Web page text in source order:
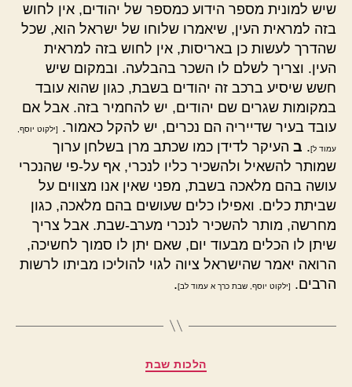
שיש למונית מספר הידוע כמספר של יהודים, אין לחוש
בזה למראית העין, שיאמרו שלוחו של ישראל הוא, שכל
שהדרך לעשות כן באריסות, אין לחוש בזה למראית
העין. וצריך לשלם לו השכר בהבלעה. ובמקום שיש
חשש שיסיע ברכב זה יהודים בשבת, כגון שהוא עובד
במקומות שגרים שם יהודים, יש להחמיר בזה. אבל אם
עובד בעיר שדייריה הם נכרים, יש להקל כאמור.
[ילקוט יוסף,
עמוד ל]. ב העיקר לדידן כמו שכתב מרן בשלחן ערוך
שמותר להשאיל ולהשכיר כליו לנכרי, אף על-פי שהנכרי
עושה בהם מלאכה בשבת, מפני שאין אנו מצווים על
שביתת כלים. ואפילו כלים שעושים בהם מלאכה, כגון
מחרשה, מותר להשכיר לנכרי מערב-שבת. אבל צריך
שיתן לו הכלים מבעוד יום, שאם יתן לו סמוך לחשיכה,
הרואה יאמר שהישראל ציוה לגוי להוליכו מביתו לרשות
הרבים.
[ילקוט יוסף, שבת כרך א עמוד לב].
קטגוריות
הלכות שבת